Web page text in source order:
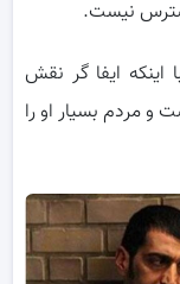
نیست.
ایفا گر نقش
و مردم بسیار او را